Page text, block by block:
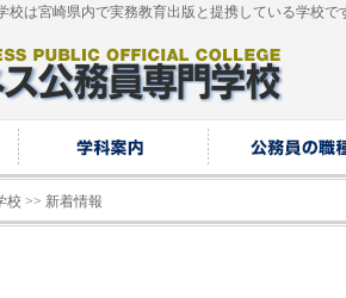
校は宮崎県内で実務教育出版と提携している学校で
校 >> 新着情報